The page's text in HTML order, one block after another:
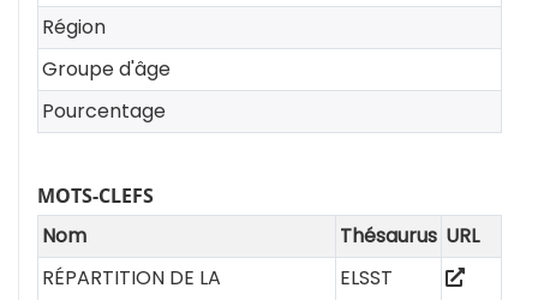
Région
Groupe d'âge
Pourcentage
MOTS-CLEFS
Nom Thésaurus URL
RÉPARTITION DE LA
ELSST